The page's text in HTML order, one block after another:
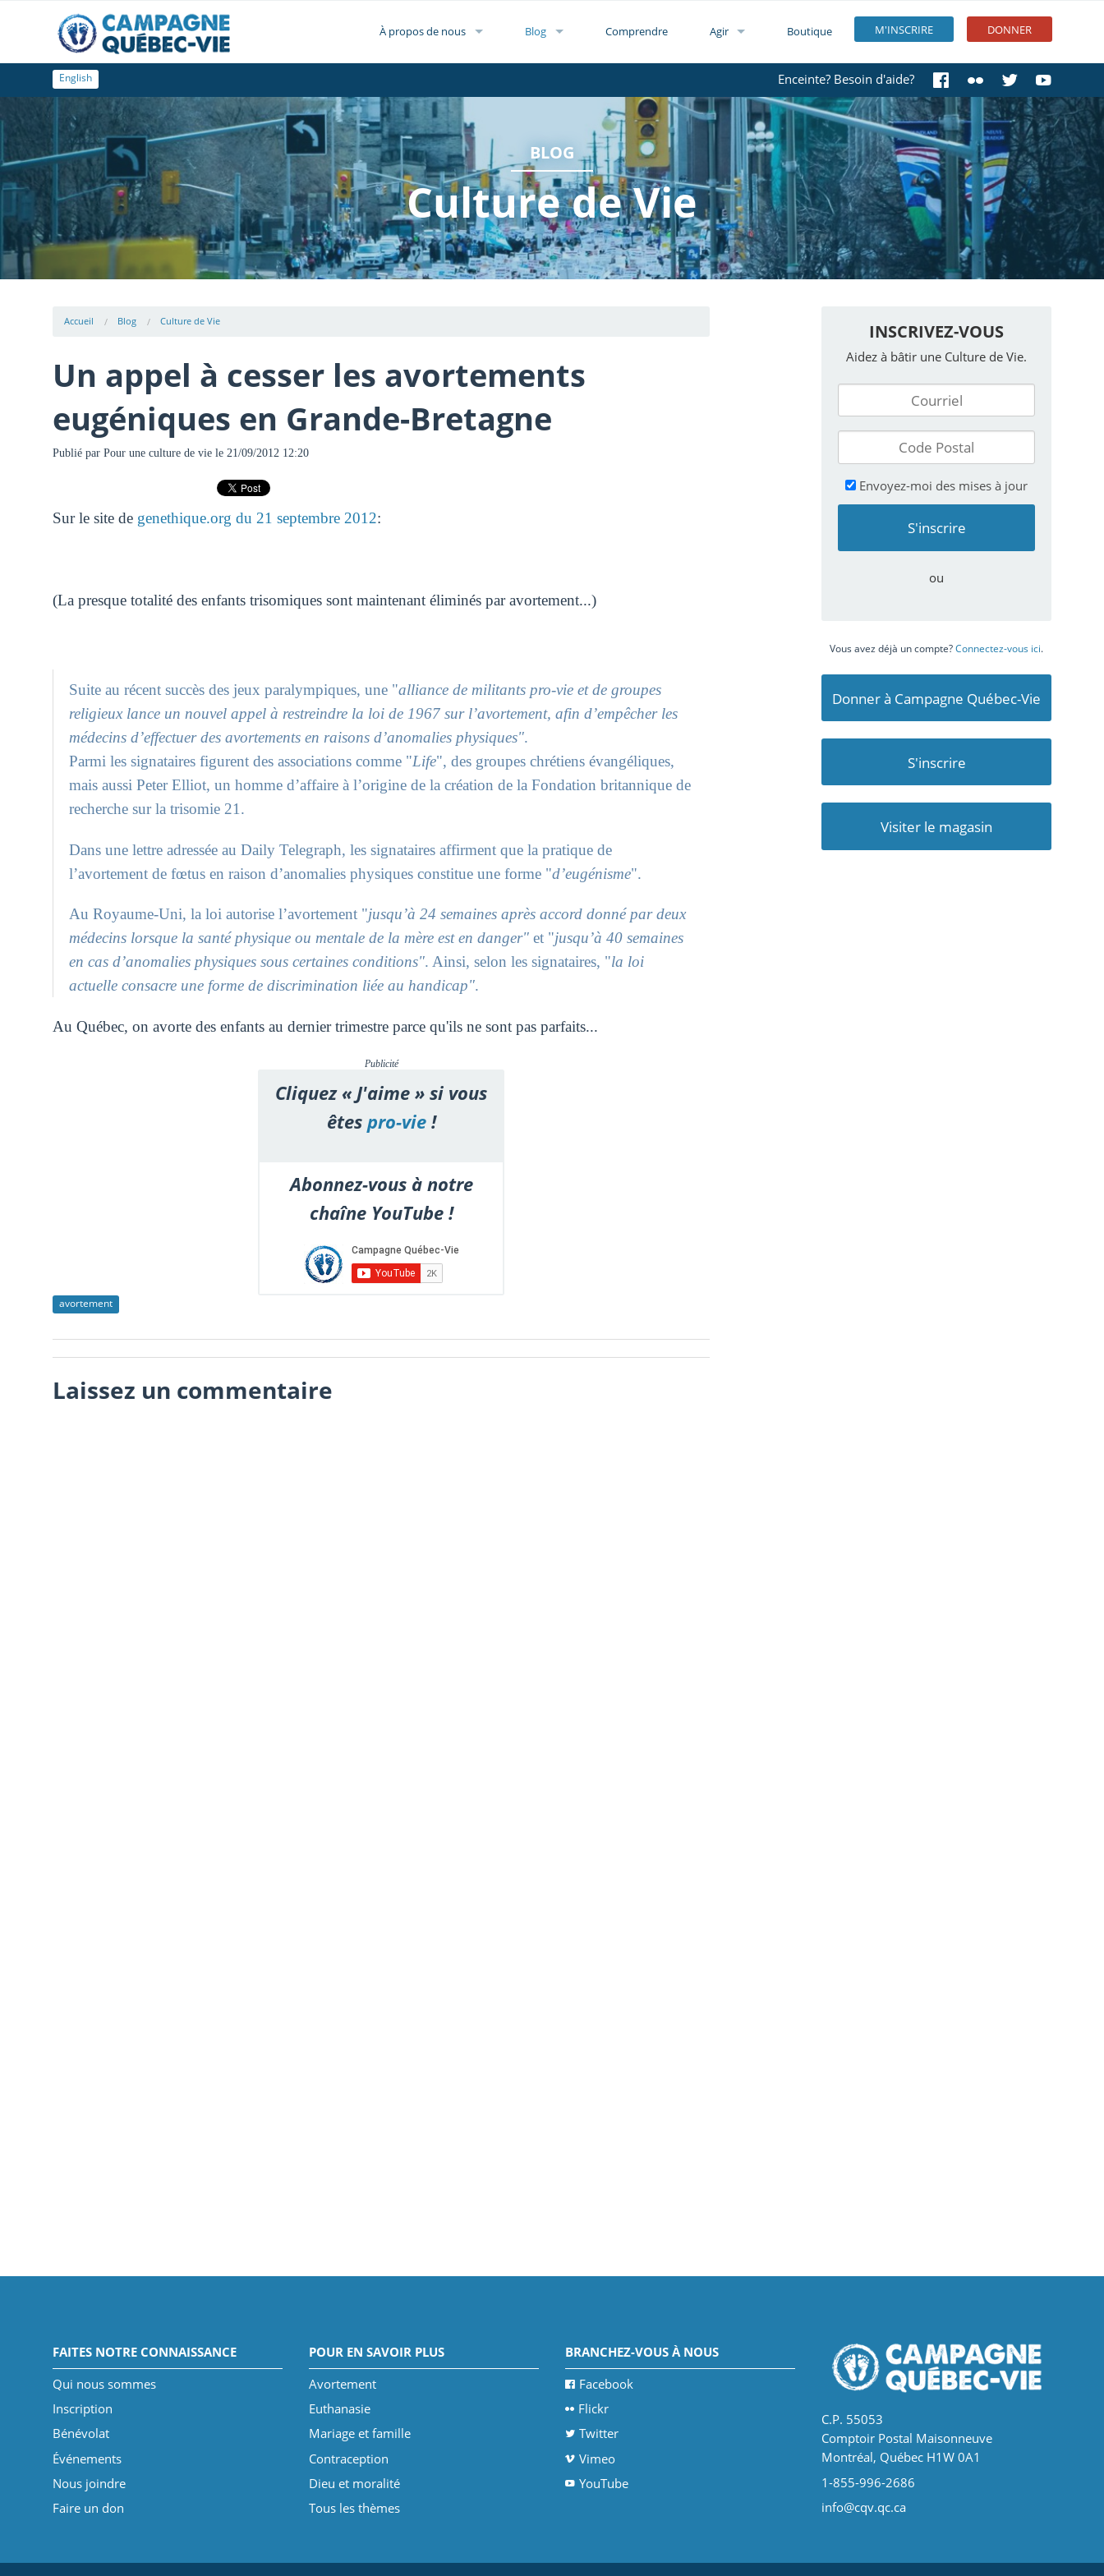
M'INSCRIRE DONNER
À propos de nous Blog Comprendre Agir Boutique
Enceinte? Besoin d'aide?
English
BLOG
Culture de Vie
Accueil Blog Culture de Vie
Un appel à cesser les avortements
eugéniques en Grande-Bretagne
Publié par Pour une culture de viele 21/09/2012 12:20
Sur le site de genethique.org du 21 septembre 2012:
(La presque totalité des enfants trisomiques sont maintenant éliminés par avortement...)
Suite au récent succès des jeux paralympiques, une "alliance de militants pro-vie et de groupes
religieux lance un nouvel appel à restreindre la loi de 1967 sur l’avortement, afin d’empêcher les
médecins d’effectuer des avortements en raisons d’anomalies physiques".
Parmi les signataires figurent des associations comme "Life", des groupes chrétiens évangéliques,
mais aussi Peter Elliot, un homme d’affaire à l’origine de la création de la Fondation britannique de
recherche sur la trisomie 21.
Dans une lettre adressée au Daily Telegraph, les signataires affirment que la pratique de
l’avortement de fœtus en raison d’anomalies physiques constitue une forme "d’eugénisme".
Au Royaume-Uni, la loi autorise l’avortement "jusqu’à 24 semaines après accord donné par deux
médecins lorsque la santé physique ou mentale de la mère est en danger" et "jusqu’à 40 semaines
en cas d’anomalies physiques sous certaines conditions". Ainsi, selon les signataires, "la loi
actuelle consacre une forme de discrimination liée au handicap".
Au Québec, on avorte des enfants au dernier trimestre parce qu'ils ne sont pas parfaits...
Publicité
Cliquez « J'aime » si vous
êtespro-vie!
Abonnez-vous à notre
chaîne YouTube !
avortement
Laissez un commentaire
INSCRIVEZ-VOUS
Aidez à bâtir une Culture de Vie.
Envoyez-moi des mises à jour
ou
Vous avez déjà un compte?Connectez-vous ici.
Donner à Campagne Québec-Vie
S'inscrire
Visiter le magasin
FAITES NOTRE CONNAISSANCE
Qui nous sommes
Inscription
Bénévolat
Événements
Nous joindre
Faire un don
POUR EN SAVOIR PLUS
Avortement
Euthanasie
Mariage et famille
Contraception
Dieu et moralité
Tous les thèmes
BRANCHEZ-VOUS À NOUS
Facebook
Flickr
Twitter
Vimeo
YouTube
C.P. 55053
Comptoir Postal Maisonneuve
Montréal, Québec H1W 0A1
1-855-996-2686
info@cqv.qc.ca